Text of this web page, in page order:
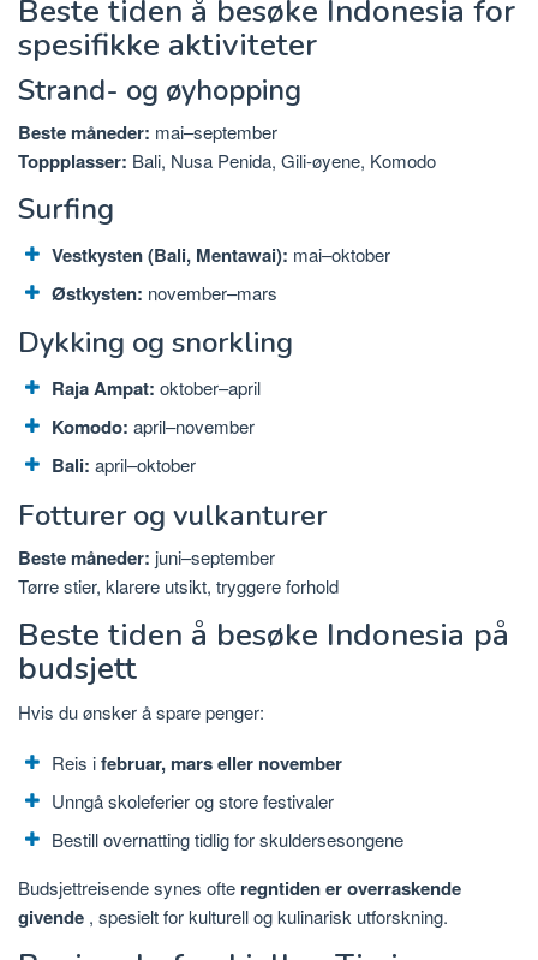
Beste tiden å besøke Indonesia for
spesifikke aktiviteter
Strand- og øyhopping
Beste måneder: mai–september
Toppplasser: Bali, Nusa Penida, Gili-øyene, Komodo
Surfing
Vestkysten (Bali, Mentawai): mai–oktober
Østkysten: november–mars
Dykking og snorkling
Raja Ampat: oktober–april
Komodo: april–november
Bali: april–oktober
Fotturer og vulkanturer
Beste måneder: juni–september
Tørre stier, klarere utsikt, tryggere forhold
Beste tiden å besøke Indonesia på
budsjett
Hvis du ønsker å spare penger:
Reis ifebruar, mars eller november
Unngå skoleferier og store festivaler
Bestill overnatting tidlig for skuldersesongene
Budsjettreisende synes ofte regntiden er overraskende
givende , spesielt for kulturell og kulinarisk utforskning.